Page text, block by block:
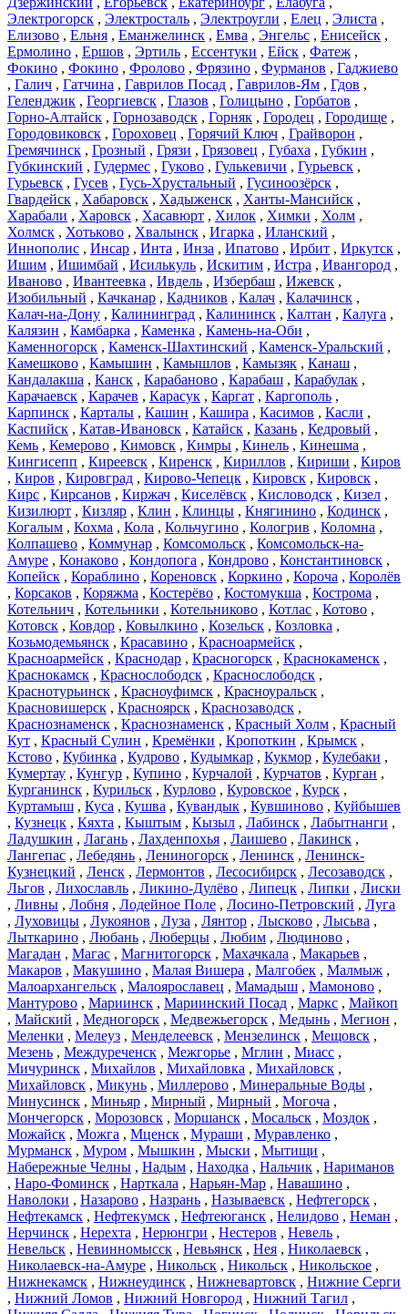
Электрогорск , Электросталь , Электроугли , Елец , Элиста ,
Елизово , Ельня , Еманжелинск , Емва , Энгельс , Енисейск ,
Ермолино , Ершов , Эртиль , Ессентуки , Ейск , Фатеж ,
Фокино , Фокино , Фролово , Фрязино , Фурманов , Гаджиево
, Галич , Гатчина , Гаврилов Посад , Гаврилов-Ям , Гдов ,
Геленджик , Георгиевск , Глазов , Голицыно , Горбатов ,
Горно-Алтайск , Горнозаводск , Горняк , Городец , Городище ,
Городовиковск , Гороховец , Горячий Ключ , Грайворон ,
Гремячинск , Грозный , Грязи , Грязовец , Губаха , Губкин ,
Губкинский , Гудермес , Гуково , Гулькевичи , Гурьевск ,
Гурьевск , Гусев , Гусь-Хрустальный , Гусиноозёрск ,
Гвардейск , Хабаровск , Хадыженск , Ханты-Мансийск ,
Харабали , Харовск , Хасавюрт , Хилок , Химки , Холм ,
Холмск , Хотьково , Хвалынск , Игарка , Иланский ,
Иннополис , Инсар , Инта , Инза , Ипатово , Ирбит , Иркутск ,
Ишим , Ишимбай , Исилькуль , Искитим , Истра , Ивангород ,
Иваново , Ивантеевка , Ивдель , Избербаш , Ижевск ,
Изобильный , Качканар , Кадников , Калач , Калачинск ,
Калач-на-Дону , Калининград , Калининск , Калтан , Калуга ,
Калязин , Камбарка , Каменка , Камень-на-Оби ,
Каменногорск , Каменск-Шахтинский , Каменск-Уральский ,
Камешково , Камышин , Камышлов , Камызяк , Канаш ,
Кандалакша , Канск , Карабаново , Карабаш , Карабулак ,
Карачаевск , Карачев , Карасук , Каргат , Каргополь ,
Карпинск , Карталы , Кашин , Кашира , Касимов , Касли ,
Каспийск , Катав-Ивановск , Катайск , Казань , Кедровый ,
Кемь , Кемерово , Кимовск , Кимры , Кинель , Кинешма ,
Кингисепп , Киреевск , Киренск , Кириллов , Кириши , Киров
, Киров , Кировград , Кирово-Чепецк , Кировск , Кировск ,
Кирс , Кирсанов , Киржач , Киселёвск , Кисловодск , Кизел ,
Кизилюрт , Кизляр , Клин , Клинцы , Княгинино , Кодинск ,
Когалым , Кохма , Кола , Кольчугино , Кологрив , Коломна ,
Колпашево , Коммунар , Комсомольск , Комсомольск-на-
Амуре , Конаково , Кондопога , Кондрово , Константиновск ,
Копейск , Кораблино , Кореновск , Коркино , Короча , Королёв
, Корсаков , Коряжма , Костерёво , Костомукша , Кострома ,
Котельнич , Котельники , Котельниково , Котлас , Котово ,
Котовск , Ковдор , Ковылкино , Козельск , Козловка ,
Козьмодемьянск , Красавино , Красноармейск ,
Красноармейск , Краснодар , Красногорск , Краснокаменск ,
Краснокамск , Краснослободск , Краснослободск ,
Краснотурьинск , Красноуфимск , Красноуральск ,
Красновишерск , Красноярск , Краснозаводск ,
Краснознаменск , Краснознаменск , Красный Холм , Красный
Кут , Красный Сулин , Кремёнки , Кропоткин , Крымск ,
Кстово , Кубинка , Кудрово , Кудымкар , Кукмор , Кулебаки ,
Кумертау , Кунгур , Купино , Курчалой , Курчатов , Курган ,
Курганинск , Курильск , Курлово , Куровское , Курск ,
Куртамыш , Куса , Кушва , Кувандык , Кувшиново , Куйбышев
, Кузнецк , Кяхта , Кыштым , Кызыл , Лабинск , Лабытнанги ,
Ладушкин , Лагань , Лахденпохья , Лаишево , Лакинск ,
Лангепас , Лебедянь , Лениногорск , Ленинск , Ленинск-
Кузнецкий , Ленск , Лермонтов , Лесосибирск , Лесозаводск ,
Льгов , Лихославль , Ликино-Дулёво , Липецк , Липки , Лиски
, Ливны , Лобня , Лодейное Поле , Лосино-Петровский , Луга
, Луховицы , Лукоянов , Луза , Лянтор , Лысково , Лысьва ,
Лыткарино , Любань , Люберцы , Любим , Людиново ,
Магадан , Магас , Магнитогорск , Махачкала , Макарьев ,
Макаров , Макушино , Малая Вишера , Малгобек , Малмыж ,
Малоархангельск , Малоярославец , Мамадыш , Мамоново ,
Мантурово , Мариинск , Мариинский Посад , Маркс , Майкоп
, Майский , Медногорск , Медвежьегорск , Медынь , Мегион ,
Меленки , Мелеуз , Менделеевск , Мензелинск , Мещовск ,
Мезень , Междуреченск , Межгорье , Мглин , Миасс ,
Мичуринск , Михайлов , Михайловка , Михайловск ,
Михайловск , Микунь , Миллерово , Минеральные Воды ,
Минусинск , Миньяр , Мирный , Мирный , Могоча ,
Мончегорск , Морозовск , Моршанск , Мосальск , Моздок ,
Можайск , Можга , Мценск , Мураши , Муравленко ,
Мурманск , Муром , Мышкин , Мыски , Мытищи ,
Набережные Челны , Надым , Находка , Нальчик , Нариманов
, Наро-Фоминск , Нарткала , Нарьян-Мар , Навашино ,
Наволоки , Назарово , Назрань , Называевск , Нефтегорск ,
Нефтекамск , Нефтекумск , Нефтеюганск , Нелидово , Неман ,
Нерчинск , Нерехта , Нерюнгри , Нестеров , Невель ,
Невельск , Невинномысск , Невьянск , Нея , Николаевск ,
Николаевск-на-Амуре , Никольск , Никольск , Никольское ,
Нижнекамск , Нижнеудинск , Нижневартовск , Нижние Серги
, Нижний Ломов , Нижний Новгород , Нижний Тагил ,